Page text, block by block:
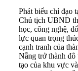
Phát biểu chỉ đạo
Chủ tịch UBND
học, công nghệ,
lực quan trọng
cạnh tranh của
Nẵng trở thành
tạo của khu vực